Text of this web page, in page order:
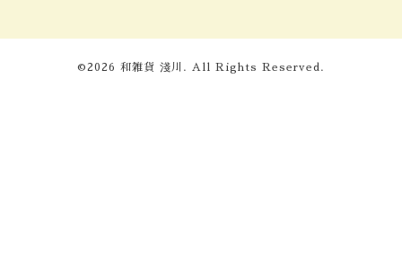
©2026 和雑貨 淺川 . All Rights Reserved.